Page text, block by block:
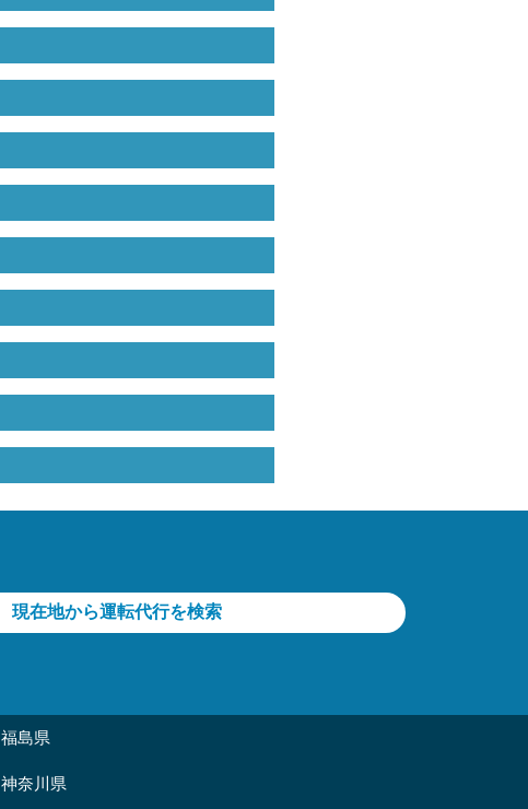
現在地から運転代行を検索
福島県
神奈川県